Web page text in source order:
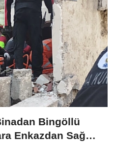
Bingöllü
Enkazdan Sağ